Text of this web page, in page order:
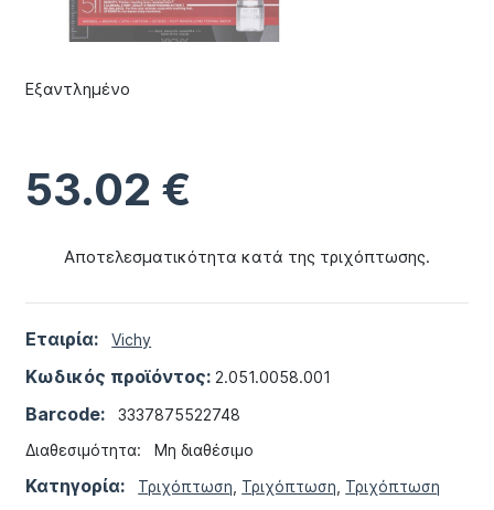
53.02 €
Αποτελεσματικότητα κατά της τριχόπτωσης.
Εταιρία: Vichy
Κωδικός προϊόντος: 2.051.0058.001
Barcode:
3337875522748
Διαθεσιμότητα:Μη διαθέσιμο
Κατηγορία: Τριχόπτωση Τριχόπτωση Τριχόπτωση
Εξαντλημένο